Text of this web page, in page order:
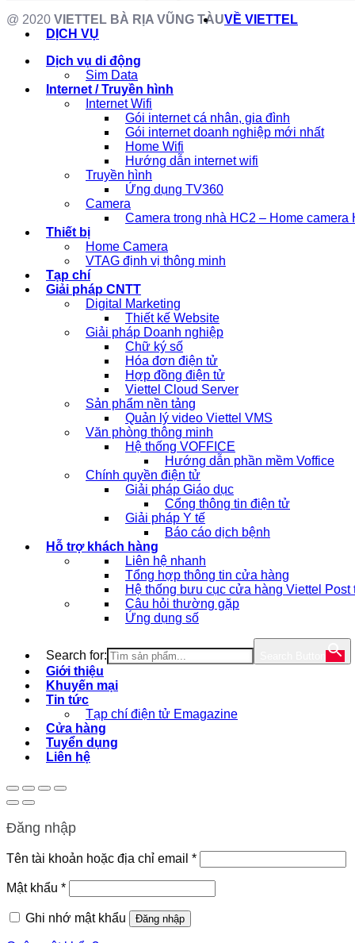
@ 2020 VIETTEL BÀ RỊA VŨNG TÀUVỀ VIETTEL
DỊCH VỤ
Dịch vụ di động
Sim Data
Internet / Truyền hình
Internet Wifi
Gói internet cá nhân, gia đình
Gói internet doanh nghiệp mới nhất
Home Wifi
Hướng dẫn internet wifi
Truyền hình
Ứng dụng TV360
Camera
Camera trong nhà HC2 – Home camera
Thiết bị
Home Camera
VTAG định vị thông minh
Tạp chí
Giải pháp CNTT
Digital Marketing
Thiết kế Website
Giải pháp Doanh nghiệp
Chữ ký số
Hóa đơn điện tử
Hợp đồng điện tử
Viettel Cloud Server
Sản phẩm nền tảng
Quản lý video Viettel VMS
Văn phòng thông minh
Hệ thống VOFFICE
Hướng dẫn phần mềm Voffice
Chính quyền điện tử
Giải pháp Giáo dục
Cổng thông tin điện tử
Giải pháp Y tế
Báo cáo dịch bệnh
Hỗ trợ khách hàng
Liên hệ nhanh
Tổng hợp thông tin cửa hàng
Hệ thống bưu cục cửa hàng Viettel Post
Câu hỏi thường gặp
Ứng dụng số
Search for:
Giới thiệu
Khuyến mại
Tin tức
Tạp chí điện tử Emagazine
Cửa hàng
Tuyển dụng
Liên hệ
Đăng nhập
Tên tài khoản hoặc địa chỉ email *Bắt
buộc
Mật khẩu *Bắt
buộc
Ghi nhớ mật khẩu
Đăng nhập